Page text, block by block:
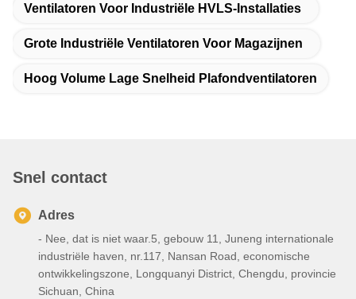
Ventilatoren Voor Industriële HVLS-Installaties
Grote Industriële Ventilatoren Voor Magazijnen
Hoog Volume Lage Snelheid Plafondventilatoren
Snel contact
Adres
- Nee, dat is niet waar.5, gebouw 11, Juneng internationale
industriële haven, nr.117, Nansan Road, economische
ontwikkelingszone, Longquanyi District, Chengdu, provincie
Sichuan, China